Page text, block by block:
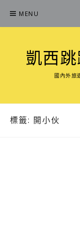
content
MENU
凱西
國內外旅
標籤: 開小伙